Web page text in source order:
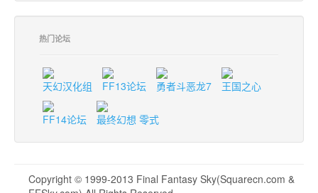
热门论坛
天幻汉化组 FF13论坛 勇者斗恶龙7 王国之心
FF14论坛 最终幻想 零式
Copyright © 1999-2013 Final Fantasy Sky(Squarecn.com &